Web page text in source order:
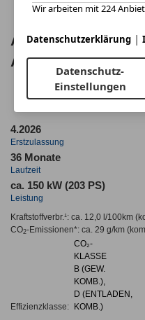
Audi A3 allstreet
ACC Virtual 18"
4.2026
Erstzulassung
36 Monate
Laufzeit
ca. 150 kW (203 PS)
Leistung
Kraftstoffverbr.¹: ca. 12,0 l/100km
CO2-Emissionen*: ca. 29 g/km
Effizienzklasse:
CO₂-
KLASSE
B (GEW.
KOMB.),
D (ENTLADEN,
KOMB.)
Wir arbeiten mit 224
Datenschutzerklärung |
Datenschutz-
Einstellungen